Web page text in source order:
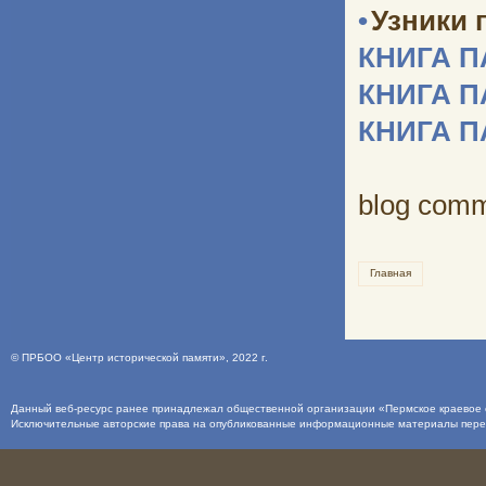
•Узники
КНИГА
КНИГА
КНИГА
blog
Главная
©ПРБОО «Центр исторической памяти» , 2022 г.
Данный веб-ресурс ранее принадлежал общественной организации «Пермское
Исключительные авторские права на опубликованные информационные материалы